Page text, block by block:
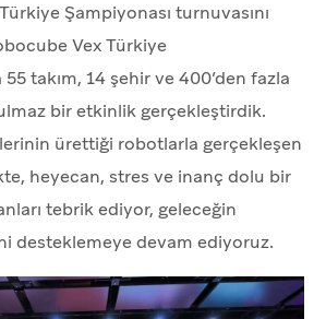
Şampiyonası turnuvasını
Vex Türkiye
55 takım, 14 şehir ve 400’den fazla
bir etkinlik gerçekleştirdik.
ürettiği robotlarla gerçekleşen
heyecan, stres ve inanç dolu bir
tebrik ediyor, geleceğin
desteklemeye devam ediyoruz.